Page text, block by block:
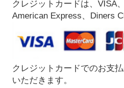
クレジットカードは、VISA
American Express、Diners
クレジットカードでのお支
いただきます。